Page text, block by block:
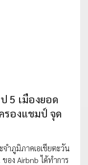
5 เมืองยอด
รองแชมป์ จุด
ำภูมิภาคเอเชียตะวัน
อง Airbnb ได้ทำการ